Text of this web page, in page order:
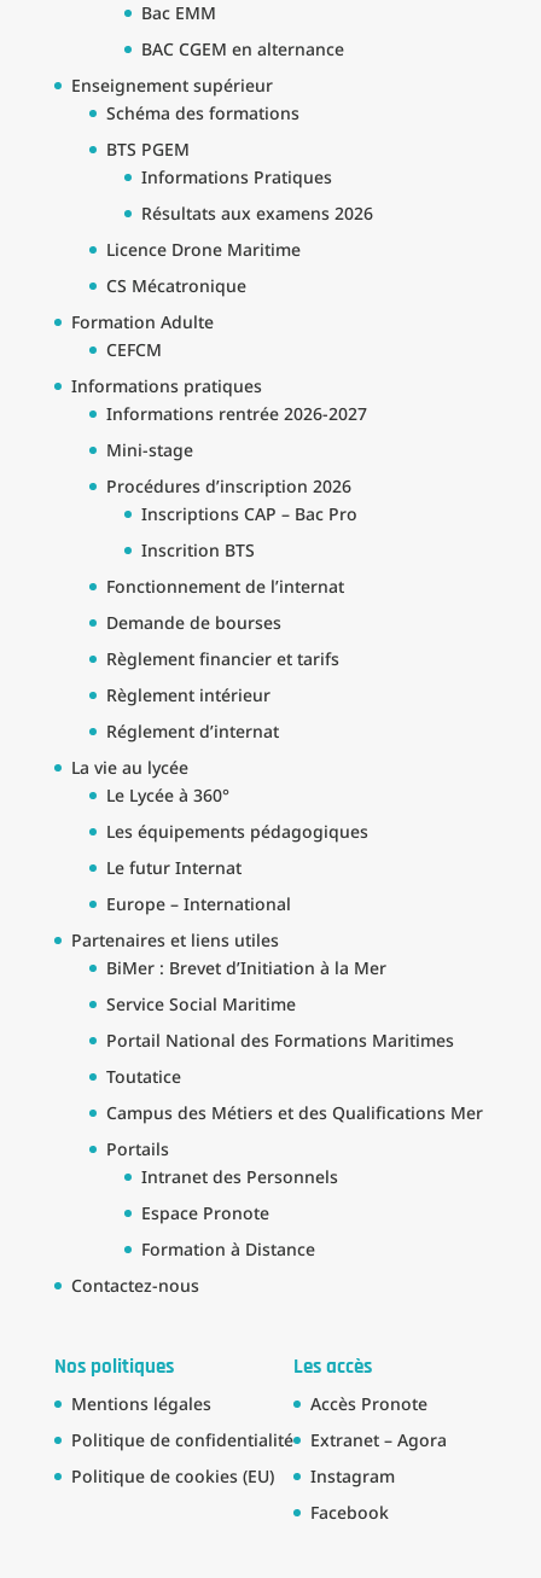
Bac EMM
BAC CGEM en alternance
Enseignement supérieur
Schéma des formations
BTS PGEM
Informations Pratiques
Résultats aux examens 2026
Licence Drone Maritime
CS Mécatronique
Formation Adulte
CEFCM
Informations pratiques
Informations rentrée 2026-2027
Mini-stage
Procédures d’inscription 2026
Inscriptions CAP – Bac Pro
Inscrition BTS
Fonctionnement de l’internat
Demande de bourses
Règlement financier et tarifs
Règlement intérieur
Réglement d’internat
La vie au lycée
Le Lycée à 360°
Les équipements pédagogiques
Le futur Internat
Europe – International
Partenaires et liens utiles
BiMer : Brevet d’Initiation à la Mer
Service Social Maritime
Portail National des Formations Maritimes
Toutatice
Campus des Métiers et des Qualifications Mer
Portails
Intranet des Personnels
Espace Pronote
Formation à Distance
Contactez-nous
Nos politiques
Mentions légales
Politique de confidentialité
Politique de cookies (EU)
Les accès
Accès Pronote
Extranet – Agora
Instagram
Facebook